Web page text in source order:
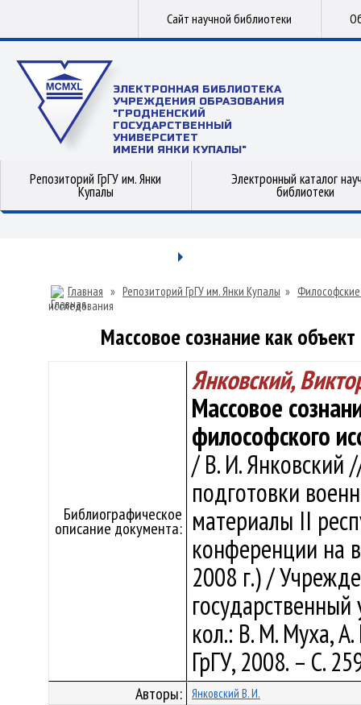
Сайт научной библиотеки
ЭЛЕКТРОННАЯ БИБЛИОТЕКА
УЧРЕЖДЕНИЯ ОБРАЗОВАНИЯ
"ГРОДНЕНСКИЙ
ГОСУДАРСТВЕННЫЙ
УНИВЕРСИТЕТ
ИМЕНИ ЯНКИ КУПАЛЫ"
Репозиторий ГрГУ им. Янки
Купалы
Электронный каталог
библиотеки
Главная » Репозиторий ГрГУ им. Янки Купалы »
исследования
Массовое сознание как
Библиографическое
описание документа:
Янковский,
Массовое
философского
/ В. И. Янковский
подготовки
материалы II
конференции на
2008 г.) /
кол.: В. М. Муха,
ГрГУ, 2008. – С.
Авторы: Янковский В. И.